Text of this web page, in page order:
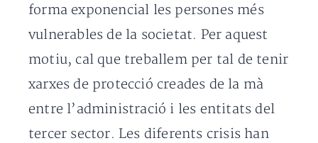
forma exponencial les persones més
vulnerables de la societat. Per aquest
motiu, cal que treballem per tal de tenir
xarxes de protecció creades de la mà
entre l’administració i les entitats del
tercer sector. Les diferents crisis han